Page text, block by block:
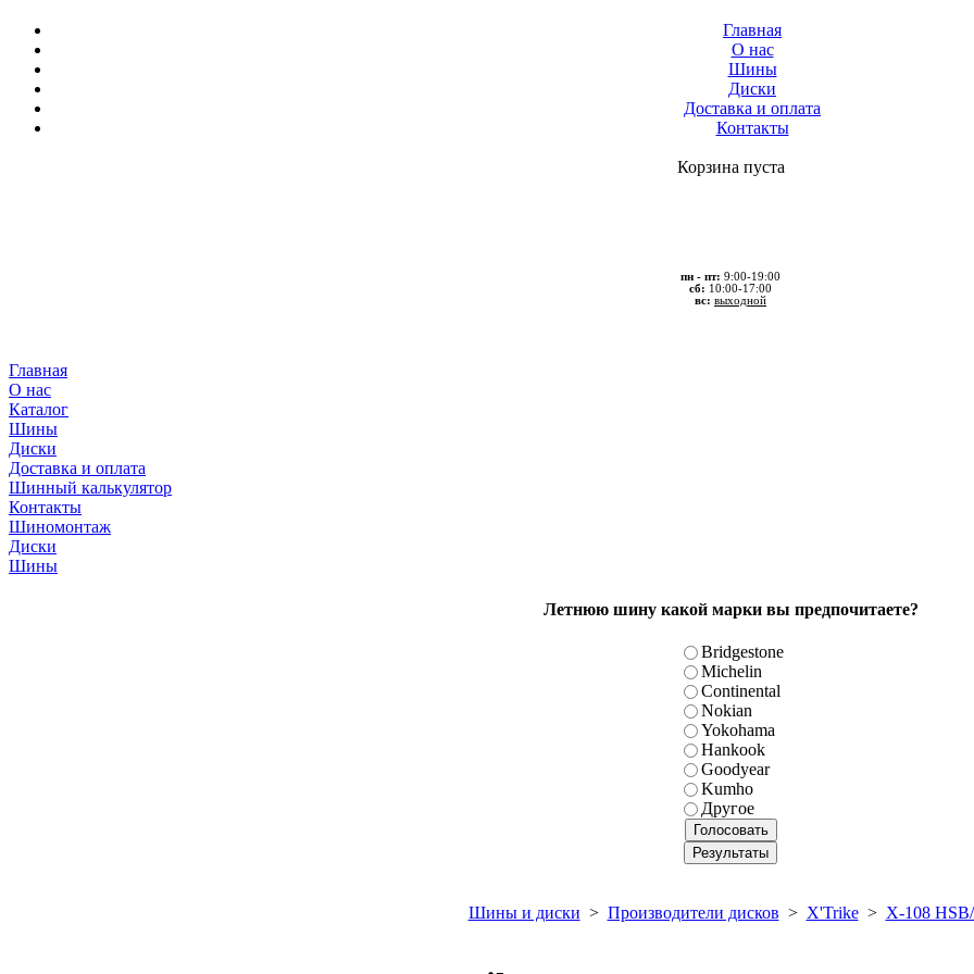
Главная
О нас
Шины
Диски
Доставка и оплата
Контакты
Корзина пуста
пн - пт: 9:00-19:00
сб: 10:00-17:00
вс: выходной
Главная
О нас
Каталог
Шины
Диски
Доставка и оплата
Шинный калькулятор
Контакты
Шиномонтаж
Диски
Шины
Летнюю шину какой марки вы предпочитаете?
Bridgestone
Michelin
Continental
Nokian
Yokohama
Hankook
Goodyear
Kumho
Другое
Шины и диски > Производители дисков > X'Trike> X-108